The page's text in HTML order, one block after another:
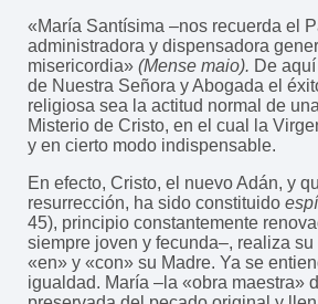
«María Santísima –nos recuerda el
administradora y dispensadora
misericordia» (Mense maio). De
de Nuestra Señora y Abogada el
religiosa sea la actitud normal de
Misterio de Cristo, en el cual la
y en cierto modo indispensable.
En efecto, Cristo, el nuevo Adán, y
resurrección, ha sido constituido
45), principio constantemente
siempre joven y fecunda–, realiza
«en» y «con» su Madre. Ya se
igualdad. María –la «obra maestra»